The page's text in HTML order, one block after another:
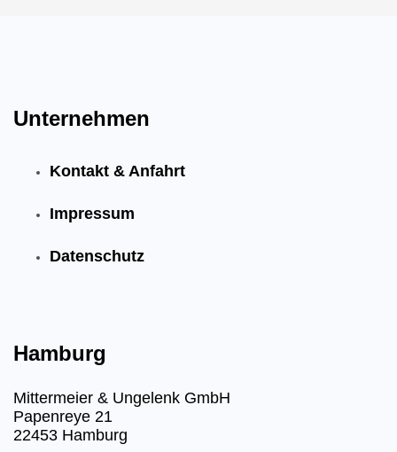
Unternehmen
Kontakt & Anfahrt
Impressum
Datenschutz
Hamburg
Mittermeier & Ungelenk GmbH
Papenreye 21
22453 Hamburg